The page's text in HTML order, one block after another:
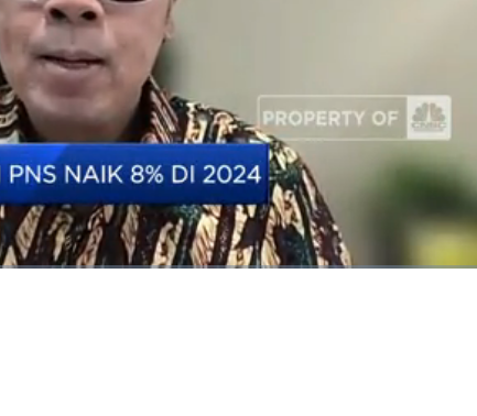
TNI/Polri dan pensiunan 2024? Selengkapnya simak dialog
Menteri Keuangan Bidang Komunikasi Strategis, Yustinus
(Jum'at, 17/08/2023)